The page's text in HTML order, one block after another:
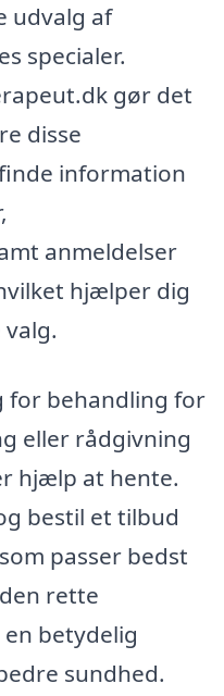
udvalg af
specialer.
gør det
disse
information
anmeldelser
hjælper dig
for behandling for
eller rådgivning
hjælp at hente.
bestil et tilbud
passer bedst
rette
betydelig
sundhed.